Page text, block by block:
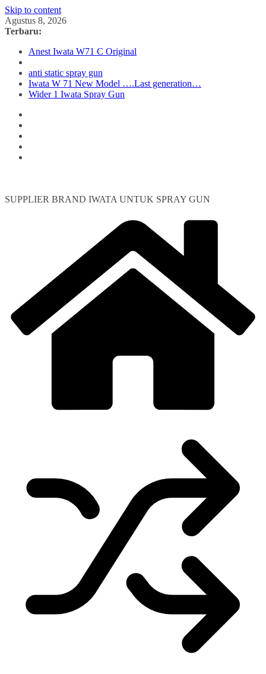
Skip to content
Agustus 8, 2026
Terbaru:
Anest Iwata W71 C Original
anti static spray gun
Iwata W 71 New Model ….Last generation…
Wider 1 Iwata Spray Gun
SUPPLIER BRAND IWATA UNTUK SPRAY GUN